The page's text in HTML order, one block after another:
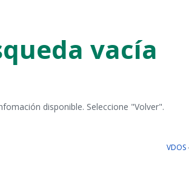
vacía
disponible. Seleccione "Volver".
VDOS